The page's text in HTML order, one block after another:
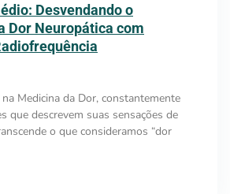
Desvendando o
Dor Neuropática com
Medicina da Dor, constantemente
que descrevem suas sensações de
o que consideramos “dor